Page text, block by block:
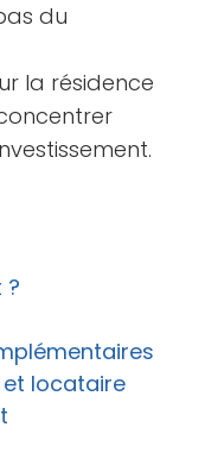
du
la résidence
?
locataire